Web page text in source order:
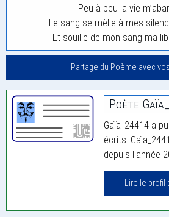
Peu à peu la vie
Le sang se mèlle à mes
Et souille de mon sang ma
Partage du Poème avec
Poète
Gaïa_24414 a
écrits.
depuis l'année
Lire le profil